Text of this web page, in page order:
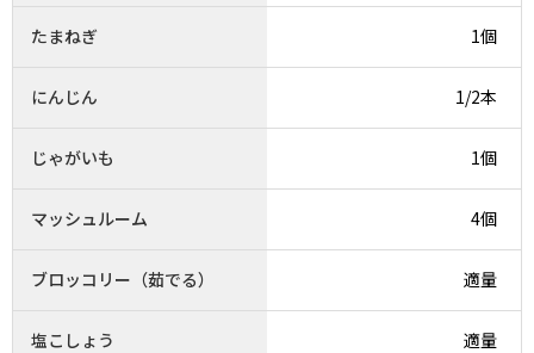
たまねぎ 1個
にんじん 1/2本
じゃがいも 1個
マッシュルーム 4個
ブロッコリー（茹でる） 適量
塩こしょう 適量